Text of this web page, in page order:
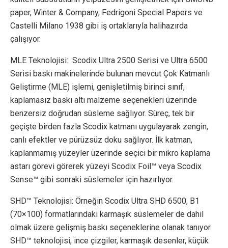
paper, Winter & Company, Fedrigoni Special Papers ve
Castelli Milano 1938 gibi iş ortaklarıyla halihazırda
çalışıyor.
MLE Teknolojisi: Scodix Ultra 2500 Serisi ve Ultra 6500
Serisi baskı makinelerinde bulunan mevcut Çok Katmanlı
Geliştirme (MLE) işlemi, genişletilmiş birinci sınıf,
kaplamasız baskı altı malzeme seçenekleri üzerinde
benzersiz doğrudan süsleme sağlıyor. Süreç, tek bir
geçişte birden fazla Scodix katmanı uygulayarak zengin,
canlı efektler ve pürüzsüz doku sağlıyor. İlk katman,
kaplanmamış yüzeyler üzerinde seçici bir mikro kaplama
astarı görevi görerek yüzeyi Scodix Foil™ veya Scodix
Sense™ gibi sonraki süslemeler için hazırlıyor.
SHD™ Teknolojisi: Örneğin Scodix Ultra SHD 6500, B1
(70×100) formatlarındaki karmaşık süslemeler de dahil
olmak üzere gelişmiş baskı seçeneklerine olanak tanıyor.
SHD™ teknolojisi, ince çizgiler, karmaşık desenler, küçük